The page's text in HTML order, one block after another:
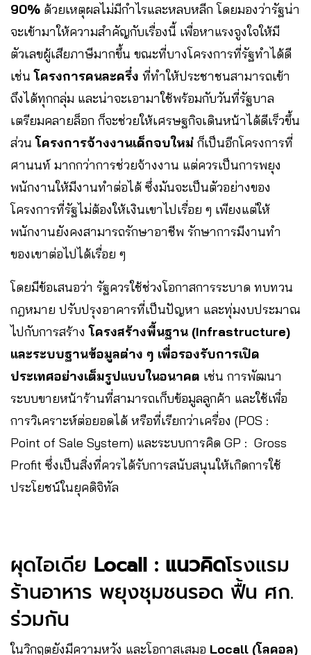
90% ด้วยเหตุผลไม่มีกำไรและหลบหลีก โดยมองว่ารัฐน่า
จะเข้ามาให้ความสำคัญกับเรื่องนี้ เพื่อหาแรงจูงใจให้มี
ตัวเลขผู้เสียภาษีมากขึ้น ขณะที่บางโครงการที่รัฐทำได้ดี
เช่นโครงการคนละครึ่ง ที่ทำให้ประชาชนสามารถเข้า
ถึงได้ทุกกลุ่ม และน่าจะเอามาใช้พร้อมกับวันที่รัฐบาล
เตรียมคลายล็อก ก็จะช่วยให้เศรษฐกิจเดินหน้าได้ดีเร็วขึ้น
ส่วนโครงการจ้างงานเด็กจบใหม่ ก็เป็นอีกโครงการที่
ศานนท์ มากกว่าการช่วยจ้างงาน แต่ควรเป็นการพยุง
พนักงานให้มีงานทำต่อได้ ซึ่งมันจะเป็นตัวอย่างของ
โครงการที่รัฐไม่ต้องให้เงินเขาไปเรื่อย ๆ เพียงแต่ให้
พนักงานยังคงสามารถรักษาอาชีพ รักษาการมีงานทำ
ของเขาต่อไปได้เรื่อย ๆ
โดยมีข้อเสนอว่า รัฐควรใช้ช่วงโอกาสการระบาด ทบทวน
กฎหมาย ปรับปรุงอาคารที่เป็นปัญหา และทุ่มงบประมาณ
ไปกับการสร้าง โครงสร้างพื้นฐาน (Infrastructure)
และระบบฐานข้อมูลต่าง ๆ เพื่อรองรับการเปิด
ประเทศอย่างเต็มรูปแบบในอนาคต เช่น การพัฒนา
ระบบขายหน้าร้านที่สามารถเก็บข้อมูลลูกค้า และใช้เพื่อ
การวิเคราะห์ต่อยอดได้ หรือที่เรียกว่าเครื่อง (POS :
Point of Sale System) และระบบการคิด GP : Gross
Profit ซึ่งเป็นสิ่งที่ควรได้รับการสนับสนุนให้เกิดการใช้
ประโยชน์ในยุคดิจิทัล
ผุดไอเดีย Locall : แนวคิดโรงแรม
ร้านอาหาร พยุงชุมชนรอด ฟื้น ศก.
ร่วมกัน
ในวิกฤตยังมีความหวัง และโอกาสเสมอ Locall (โลคอล)